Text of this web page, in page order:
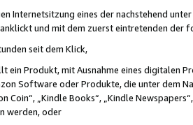
Internetsitzung eines der nachstehend
und mit dem zuerst eintretenden der
seit dem Klick,
Produkt, mit Ausnahme eines digitalen
Software oder Produkte, die unter dem
Coin“, „Kindle Books“, „Kindle
werden, oder